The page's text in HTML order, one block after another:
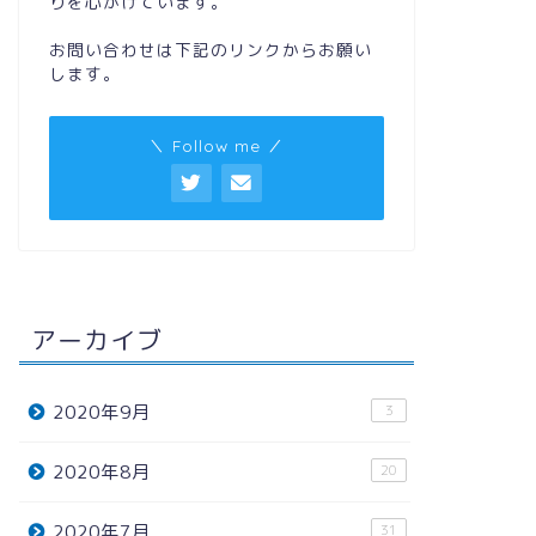
お問い合わせは下記のリンクからお願い
します。
＼ Follow me ／
アーカイブ
2020年9月 3
2020年8月 20
31